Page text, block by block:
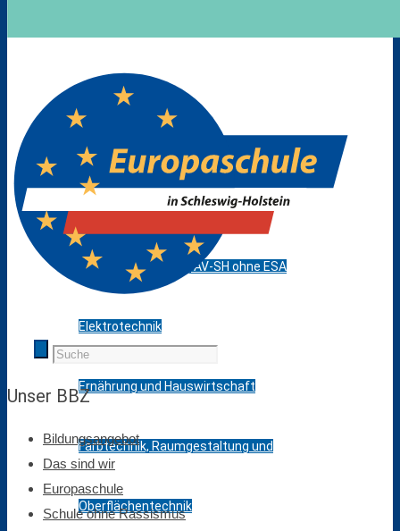
Berufsfelder
Agrarwirtschaft
Berufsvorbereitung AV-SH ohne ESA
Elektrotechnik
Ernährung und Hauswirtschaft
Farbtechnik, Raumgestaltung und
Oberflächentechnik
Unser BBZ
Bildungsangebot
Das sind wir
Europaschule
Schule ohne Rassismus